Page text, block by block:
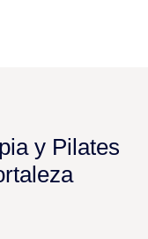
y Pilates